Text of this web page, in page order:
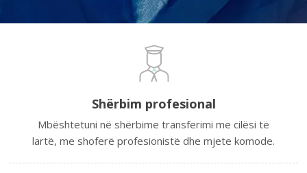
Shërbim profesional
Mbështetuni në shërbime transferimi me cilësi të
lartë, me shoferë profesionistë dhe mjete komode.